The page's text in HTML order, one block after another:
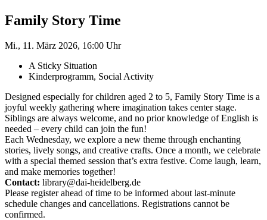
Family Story Time
Mi., 11. März 2026, 16:00 Uhr
A Sticky Situation
Kinderprogramm, Social Activity
Designed especially for children aged 2 to 5, Family Story Time is a
joyful weekly gathering where imagination takes center stage.
Siblings are always welcome, and no prior knowledge of English is
needed – every child can join the fun!
Each Wednesday, we explore a new theme through enchanting
stories, lively songs, and creative crafts. Once a month, we celebrate
with a special themed session that’s extra festive. Come laugh, learn,
and make memories together!
Contact: library@dai-heidelberg.de
Please register ahead of time to be informed about last-minute
schedule changes and cancellations. ­Registrations cannot be
confirmed.